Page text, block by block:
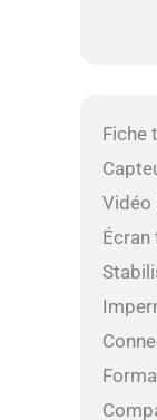
Fiche
Vidéo
Écran